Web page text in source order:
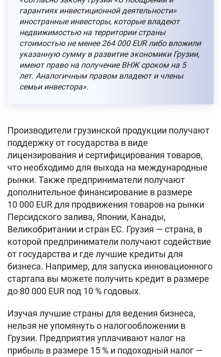
гарантиях инвестиционной деятельности»
иностранные инвесторы, которые владеют
недвижимостью на территории страны
стоимостью не менее 264 000 EUR либо вложили
указанную сумму в развитие экономики Грузии,
имеют право на получение ВНЖ сроком на 5
лет. Аналогичным правом владеют и члены
семьи инвестора».
Производители грузинской продукции получают
поддержку от государства в виде
лицензирования и сертифицирования товаров,
что необходимо для выхода на международные
рынки. Также предприниматели получают
дополнительное финансирование в размере
10 000 EUR для продвижения товаров на рынки
Персидского залива, Японии, Канады,
Великобритании и стран ЕС. Грузия — страна, в
которой предприниматели получают содействие
от государства и где лучшие кредиты для
бизнеса. Например, для запуска инновационного
стартапа вы можете получить кредит в размере
до 80 000 EUR под 10 % годовых.
Изучая лучшие страны для ведения бизнеса,
нельзя не упомянуть о налогообложении в
Грузии. Предприятия уплачивают налог на
прибыль в размере 15 % и подоходный налог —